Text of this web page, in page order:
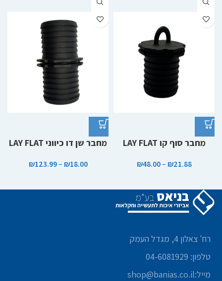
מחבר סוף קו LAY FLAT
₪21.88
–
₪48.00
מחבר שן דו כיווני LAY FLAT
₪18.00
–
₪123.99
רח' צאלון 4, מגדל העמק
טלפון: 04-6081929
מייל:shop@banias.co.il